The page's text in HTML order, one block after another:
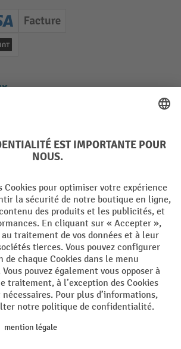
(Visa)
Facture
de vente Mentions Légales
Politique de cookies
shipping costsand possible delivery charges,
Il n'est pas possible de le combiner